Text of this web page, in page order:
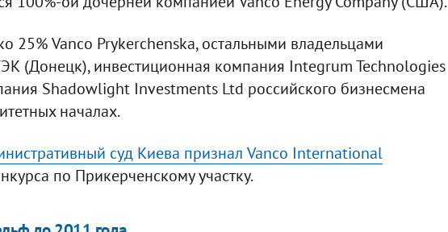
25% Vanco Prykerchenska, остальными владельцами
(Донецк), инвестиционная компания Integrum Technologies
Shadowlight Investments Ltd российского бизнесмена
началах.
суд Киева признал Vanco International
по Прикерченскому участку.